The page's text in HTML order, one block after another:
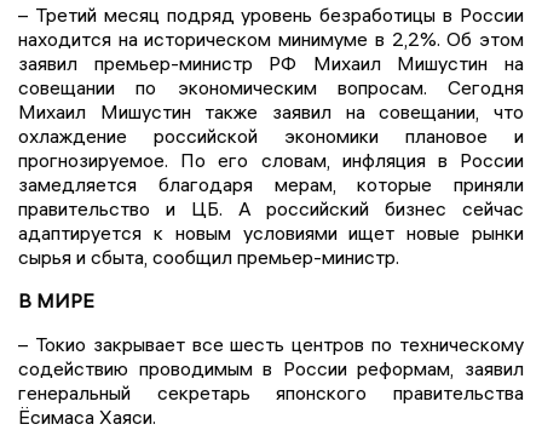
– Третий месяц подряд уровень безработицы в России
находится на историческом минимуме в 2,2%. Об этом
заявил премьер-министр РФ Михаил Мишустин на
совещании по экономическим вопросам. Сегодня
Михаил Мишустин также заявил на совещании, что
охлаждение российской экономики плановое и
прогнозируемое. По его словам, инфляция в России
замедляется благодаря мерам, которые приняли
правительство и ЦБ. А российский бизнес сейчас
адаптируется к новым условиями ищет новые рынки
сырья и сбыта, сообщил премьер-министр.
В МИРЕ
– Токио закрывает все шесть центров по техническому
содействию проводимым в России реформам, заявил
генеральный секретарь японского правительства
Ёсимаса Хаяси.